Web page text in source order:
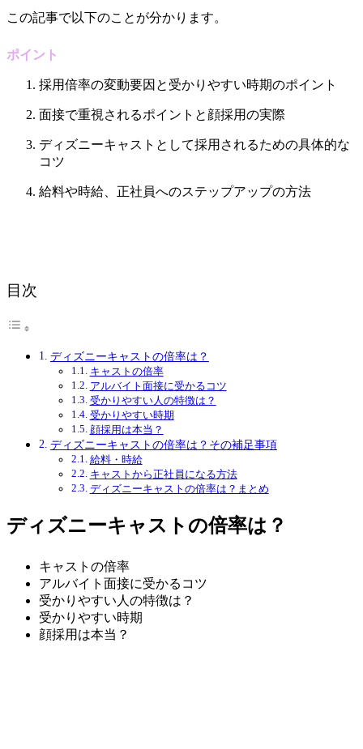
この記事で以下のことが分かります。
ポイント
採用倍率の変動要因と受かりやすい時期のポイント
面接で重視されるポイントと顔採用の実際
ディズニーキャストとして採用されるための具体的な
コツ
給料や時給、正社員へのステップアップの方法
目次
ディズニーキャストの倍率は？
キャストの倍率
アルバイト面接に受かるコツ
受かりやすい人の特徴は？
受かりやすい時期
顔採用は本当？
ディズニーキャストの倍率は？その補足事項
給料・時給
キャストから正社員になる方法
ディズニーキャストの倍率は？まとめ
ディズニーキャストの倍率は？
キャストの倍率
アルバイト面接に受かるコツ
受かりやすい人の特徴は？
受かりやすい時期
顔採用は本当？